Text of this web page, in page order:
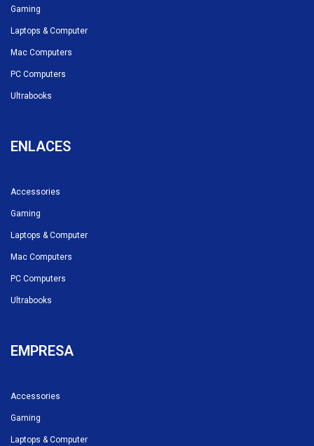
Gaming
Laptops & Computer
Mac Computers
PC Computers
Ultrabooks
ENLACES
Accessories
Gaming
Laptops & Computer
Mac Computers
PC Computers
Ultrabooks
EMPRESA
Accessories
Gaming
Laptops & Computer